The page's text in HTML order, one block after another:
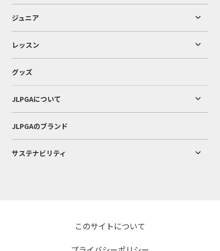
ジュニア
レッスン
グッズ
JLPGAについて
JLPGAのブランド
サステナビリティ
このサイトについて